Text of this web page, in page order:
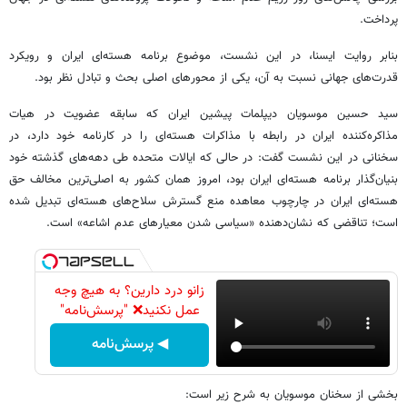
پرداخت.
بنابر روایت ایسنا، در این نشست، موضوع برنامه هسته‌ای ایران و رویکرد
قدرت‌های جهانی نسبت به آن، یکی از محورهای اصلی بحث و تبادل نظر بود.
سید حسین موسویان دیپلمات پیشین ایران که سابقه عضویت در هیات
مذاکره‌کننده ایران در رابطه با مذاکرات هسته‌ای را در کارنامه خود دارد، در
سخنانی در این نشست گفت: در حالی که ایالات متحده طی دهه‌های گذشته خود
بنیان‌گذار برنامه هسته‌ای ایران بود، امروز همان کشور به اصلی‌ترین مخالف حق
هسته‌ای ایران در چارچوب معاهده منع گسترش سلاح‌های هسته‌ای تبدیل شده
است؛ تناقضی که نشان‌دهنده «سیاسی شدن معیارهای عدم اشاعه» است.
زانو درد دارین؟ به هیچ وجه
عمل نکنید❌ "پرسش‌نامه"
◀ پرسش‌نامه
بخشی از سخنان موسویان به شرح زیر است: